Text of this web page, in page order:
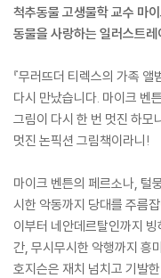
척추동물 고생물학 교수 마
동물을 사랑하는 일러스트
『무러뜨더 티렉스의 가족
다시 만났습니다. 마이크 벤
그림이 다시 한 번 멋진 하모
멋진 논픽션 그림책이라니!
마이크 벤튼의 페르소나, 털
시한 악동까지 당대를 주름
이부터 네안데르탈인까지
간, 무시무시한 악행까지 흥
호지슨은 재치 넘치고 기발